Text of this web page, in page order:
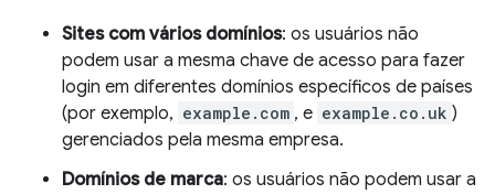
Sites com vários domínios: os usuários não
podem usar a mesma chave de acesso para fazer
login em diferentes domínios específicos de países
(por exemplo, example.com , e example.co.uk )
gerenciados pela mesma empresa.
Domínios de marca: os usuários não podem usar a